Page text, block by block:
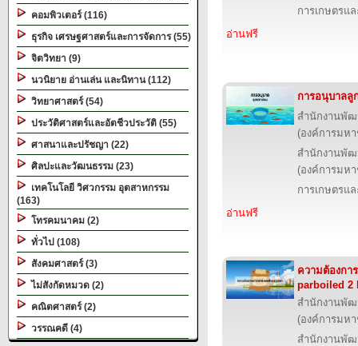
คอมพิวเตอร์ (116)
ธุรกิจ เศรษฐศาสตร์และการจัดการ (55)
จิตวิทยา (9)
นวนิยาย อ่านเล่น และนิทาน (112)
วิทยาศาสตร์ (54)
ประวัติศาสตร์และอัตชีวประวัติ (55)
ศาสนาและปรัชญา (22)
ศิลปะและวัฒนธรรม (23)
เทคโนโลยี วิศวกรรม อุตสาหกรรม
(163)
โทรคมนาคม (2)
ทั่วไป (108)
สังคมศาสตร์ (3)
ไม่สังกัดหมวด (2)
คณิตศาสตร์ (2)
วรรณคดี (4)
การเกษตรแ
อ่านฟรี
การอนุบาลลู
สำนักงานพัฒ
(องค์การมห
สำนักงานพัฒ
(องค์การมห
การเกษตรแ
อ่านฟรี
ความต้องกา
parboiled 2
สำนักงานพัฒ
(องค์การมห
สำนักงานพัฒ